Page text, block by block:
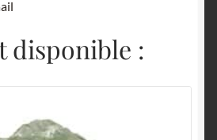
disponible :